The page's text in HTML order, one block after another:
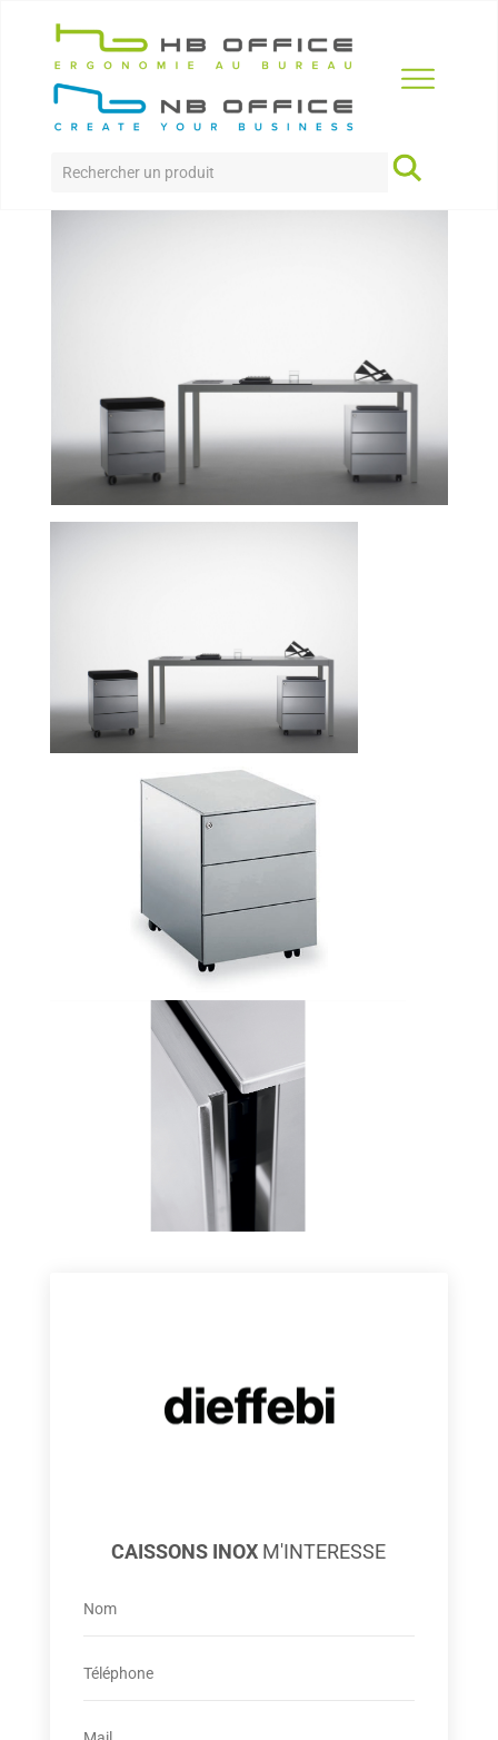
Accueil > Produits > Rangement>Caissons Inox
CAISSONS INOX
CAISSONS INOX